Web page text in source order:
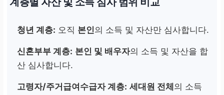
청년 계층: 오직 본인의 소득 및 자산만 심사합니다.
신혼부부 계층: 본인 및 배우자의 소득 및 자산을 합
산 심사합니다.
고령자/주거급여수급자 계층: 세대원 전체 의 소득